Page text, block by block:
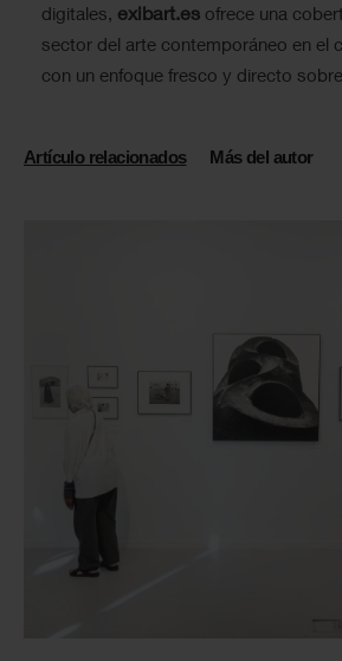
digitales, exibart.es ofrece una
sector del arte contemporáneo en el
con un enfoque fresco y directo
Artículo relacionados Más del autor